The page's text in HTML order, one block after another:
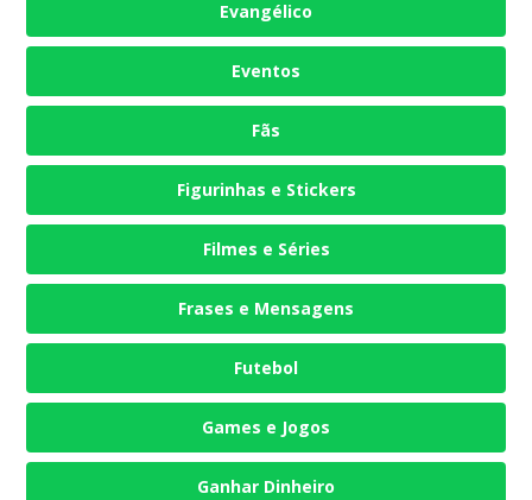
Evangélico
Eventos
Fãs
Figurinhas e Stickers
Filmes e Séries
Frases e Mensagens
Futebol
Games e Jogos
Ganhar Dinheiro